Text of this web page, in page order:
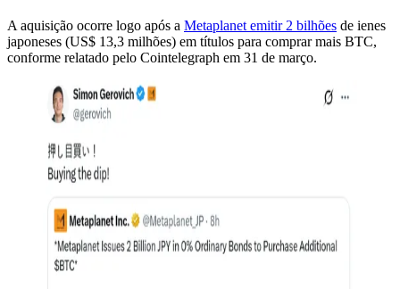
A aquisição ocorre logo após a Metaplanet emitir 2 bilhões de ienes
japoneses (US$ 13,3 milhões) em títulos para comprar mais BTC,
conforme relatado pelo Cointelegraph em 31 de março.